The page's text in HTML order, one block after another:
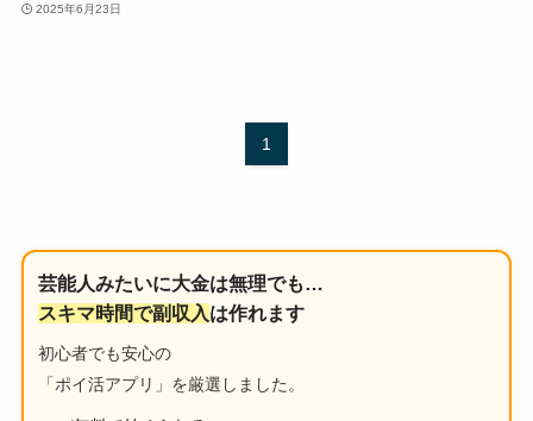
2025年6月23日
1
芸能人みたいに大金は無理でも…
スキマ時間で副収入は作れます
初心者でも安心の
「ポイ活アプリ」を厳選しました。